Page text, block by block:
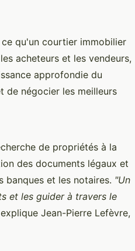
qu'un courtier immobilier
acheteurs et les vendeurs,
approfondie du
de négocier les meilleurs
de propriétés à la
des documents légaux et
banques et les notaires. "Un
et les guider à travers le
Jean-Pierre Lefèvre,